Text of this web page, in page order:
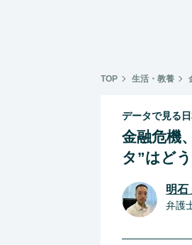
TOP 生活・教養
データで見る
金融危機
タ”はど
明石
弁護